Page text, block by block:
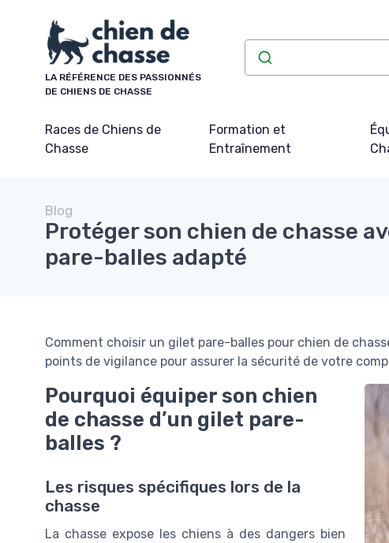
LA RÉFÉRENCE DES PASSIONNÉS
DE CHIENS DE CHASSE
Races de Chiens de
Chasse
Formation et
Entraînement
Blog
Protéger son chien de chasse
pare-balles adapté
Comment choisir un gilet pare-balles pour chien de
points de vigilance pour assurer la sécurité de votre
Pourquoi équiper son chien
de chasse d’un gilet pare-
balles ?
Les risques spécifiques lors de la
chasse
La chasse expose les chiens à des dangers bien